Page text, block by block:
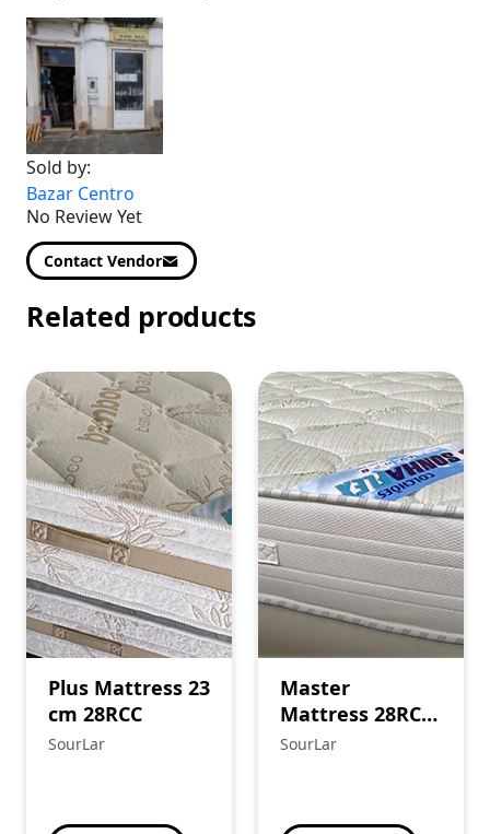
Sold by:
Bazar Centro
No Review Yet
Contact Vendor
Related products
Plus Mattress 23
cm 28RCC
SourLar
Master
Mattress 28RCC
22 cm Aloé Vera
SourLar